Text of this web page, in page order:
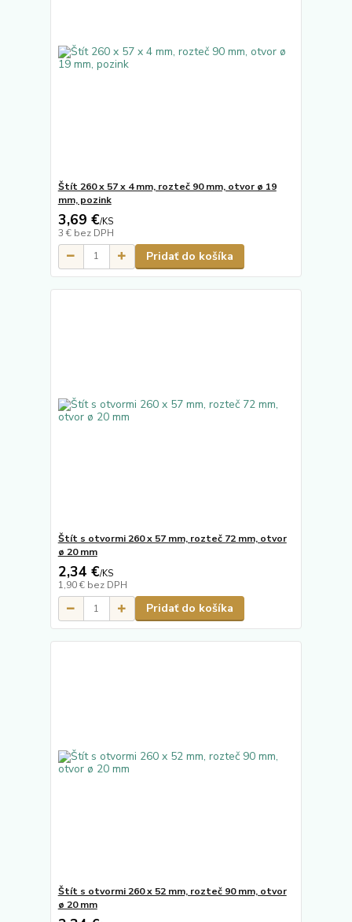
Štít 260 x 57 x 4 mm, rozteč 90 mm, otvor ø 19
mm, pozink
3,69 €/KS
3 € bez DPH
Pridať do košíka
Štít s otvormi 260 x 57 mm, rozteč 72 mm, otvor
ø 20 mm
2,34 €/KS
1,90 € bez DPH
Pridať do košíka
Štít s otvormi 260 x 52 mm, rozteč 90 mm, otvor
ø 20 mm